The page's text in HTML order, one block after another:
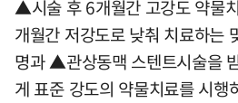
▲시술 후 6개월간 고강도 약물
개월간 저강도로 낮춰 치료하는
명과 ▲관상동맥 스텐트시술을
게 표준 강도의 약물치료를 시행